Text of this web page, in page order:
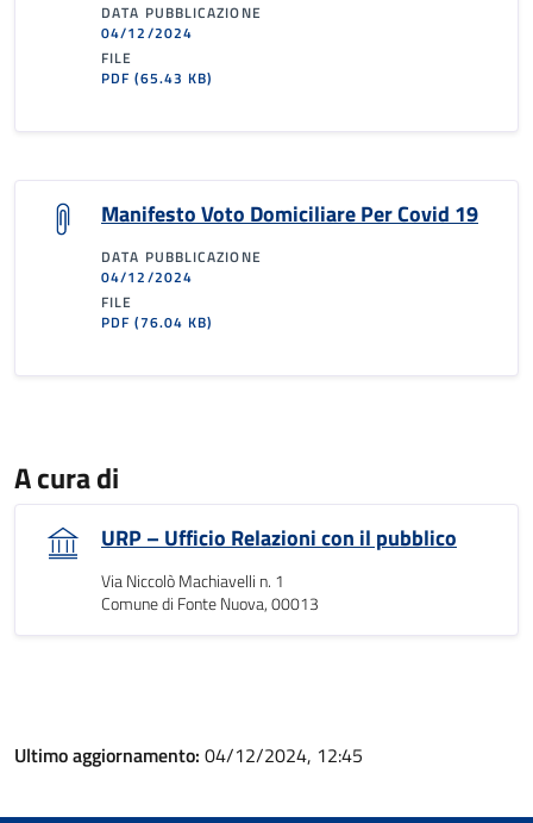
DATA PUBBLICAZIONE
04/12/2024
FILE
PDF(65.43 KB)
Manifesto Voto Domiciliare Per Covid 19
DATA PUBBLICAZIONE
04/12/2024
FILE
PDF(76.04 KB)
A cura di
URP – Ufficio Relazioni con il pubblico
Via Niccolò Machiavelli n. 1
Comune di Fonte Nuova, 00013
Ultimo aggiornamento: 04/12/2024, 12:45